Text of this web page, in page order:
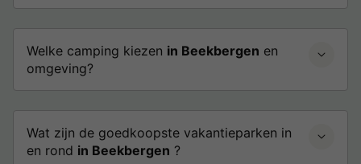
Welke camping kiezen in Beekbergen en
omgeving?
Wat zijn de goedkoopste vakantieparken in
en rond in Beekbergen ?